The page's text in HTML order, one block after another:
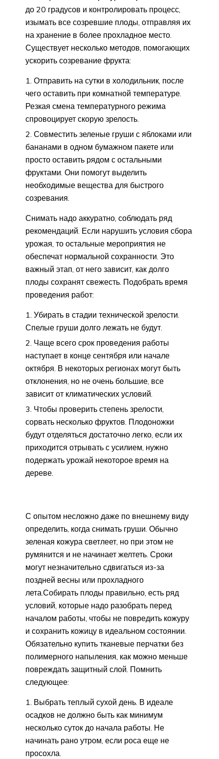
до 20 градусов и контролировать процесс,
изымать все созревшие плоды, отправляя их
на хранение в более прохладное место.
Существует несколько методов, помогающих
ускорить созревание фрукта:
Отправить на сутки в холодильник, после
чего оставить при комнатной температуре.
Резкая смена температурного режима
спровоцирует скорую зрелость.
Совместить зеленые груши с яблоками или
бананами в одном бумажном пакете или
просто оставить рядом с остальными
фруктами. Они помогут выделить
необходимые вещества для быстрого
созревания.
Снимать надо аккуратно, соблюдать ряд
рекомендаций. Если нарушить условия сбора
урожая, то остальные мероприятия не
обеспечат нормальной сохранности. Это
важный этап, от него зависит, как долго
плоды сохранят свежесть. Подобрать время
проведения работ:
Убирать в стадии технической зрелости.
Спелые груши долго лежать не будут.
Чаще всего срок проведения работы
наступает в конце сентября или начале
октября. В некоторых регионах могут быть
отклонения, но не очень большие, все
зависит от климатических условий.
Чтобы проверить степень зрелости,
сорвать несколько фруктов. Плодоножки
будут отделяться достаточно легко, если их
приходится отрывать с усилием, нужно
подержать урожай некоторое время на
дереве.
С опытом несложно даже по внешнему виду
определить, когда снимать груши. Обычно
зеленая кожура светлеет, но при этом не
румянится и не начинает желтеть. Сроки
могут незначительно сдвигаться из-за
поздней весны или прохладного
лета.Собирать плоды правильно, есть ряд
условий, которые надо разобрать перед
началом работы, чтобы не повредить кожуру
и сохранить кожицу в идеальном состоянии.
Обязательно купить тканевые перчатки без
полимерного напыления, как можно меньше
повреждать защитный слой. Помнить
следующее:
Выбрать теплый сухой день. В идеале
осадков не должно быть как минимум
несколько суток до начала работы. Не
начинать рано утром, если роса еще не
просохла.